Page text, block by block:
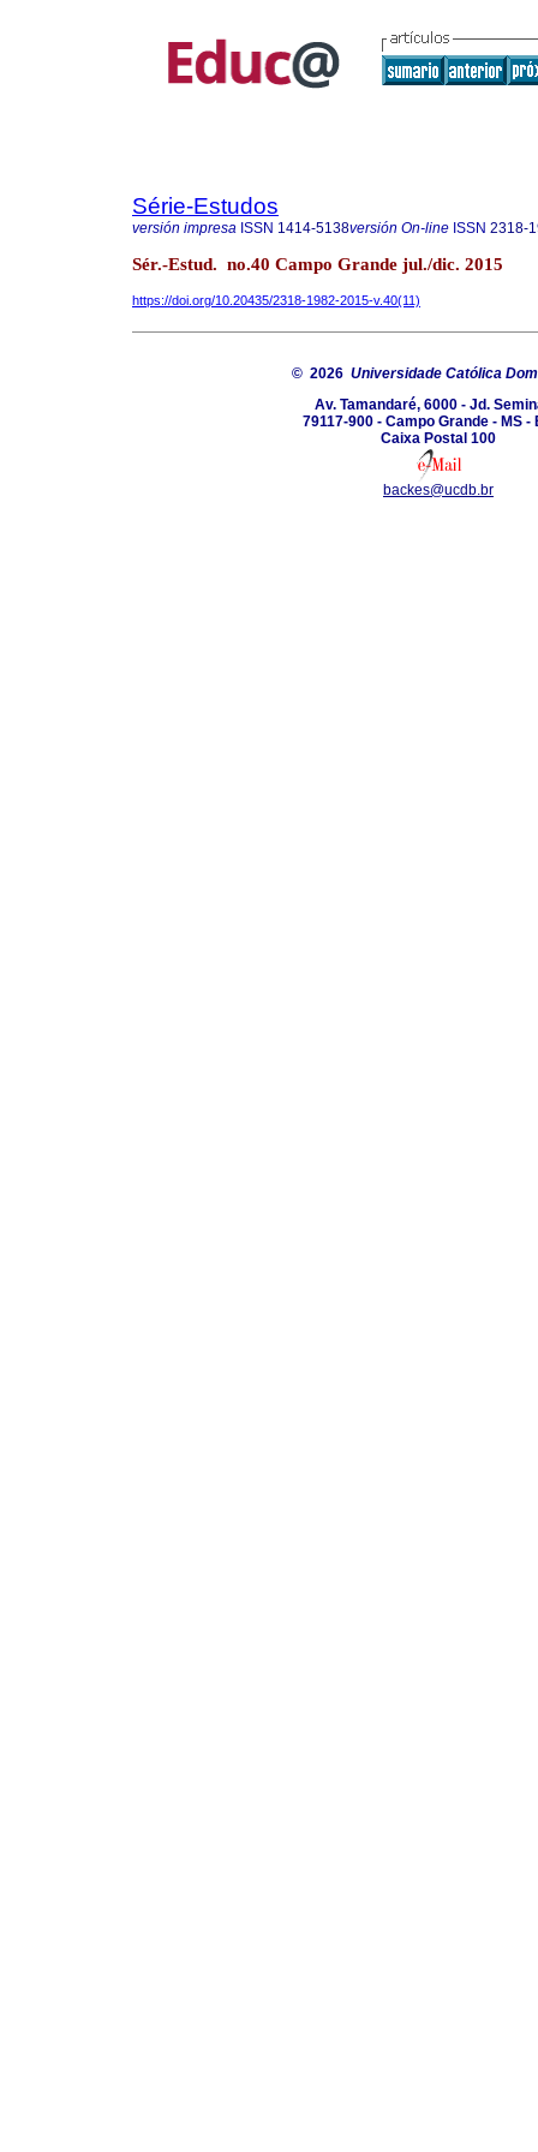
Série-Estudos
versión impresa ISSN 1414-5138versión On-line ISSN 2318-
Sér.-Estud. no.40 Campo Grande jul./dic. 2015
https://doi.org/10.20435/2318-1982-2015-v.40(11)
© 2026 Universidade Católica
Av. Tamandaré, 6000 - Jd.
79117-900 - Campo Grande - MS -
Caixa Postal 100
backes@ucdb.br